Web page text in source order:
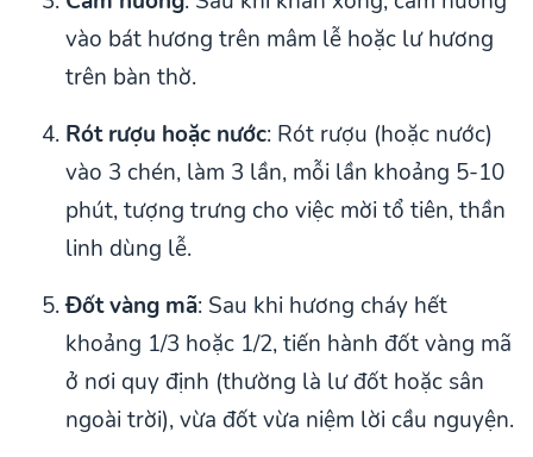
vào bát hương trên mâm lễ hoặc lư hương
trên bàn thờ.
Rót rượu hoặc nước: Rót rượu (hoặc nước)
vào 3 chén, làm 3 lần, mỗi lần khoảng 5-10
phút, tượng trưng cho việc mời tổ tiên, thần
linh dùng lễ.
Đốt vàng mã: Sau khi hương cháy hết
khoảng 1/3 hoặc 1/2, tiến hành đốt vàng mã
ở nơi quy định (thường là lư đốt hoặc sân
ngoài trời), vừa đốt vừa niệm lời cầu nguyện.